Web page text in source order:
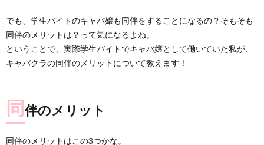
でも、学生バイトのキャバ嬢も同伴をすることになるの？そもそも
同伴のメリットは？って気になるよね。
ということで、実際学生バイトでキャバ嬢として働いていた私が、
キャバクラの同伴のメリットについて教えます！
同伴のメリット
同伴のメリットはこの3つかな。